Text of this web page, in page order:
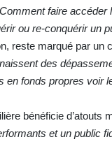
faire accéder
ou re-conquérir un
reste marqué par un
des
fonds propres voir
bénéficie d’atouts
et un public